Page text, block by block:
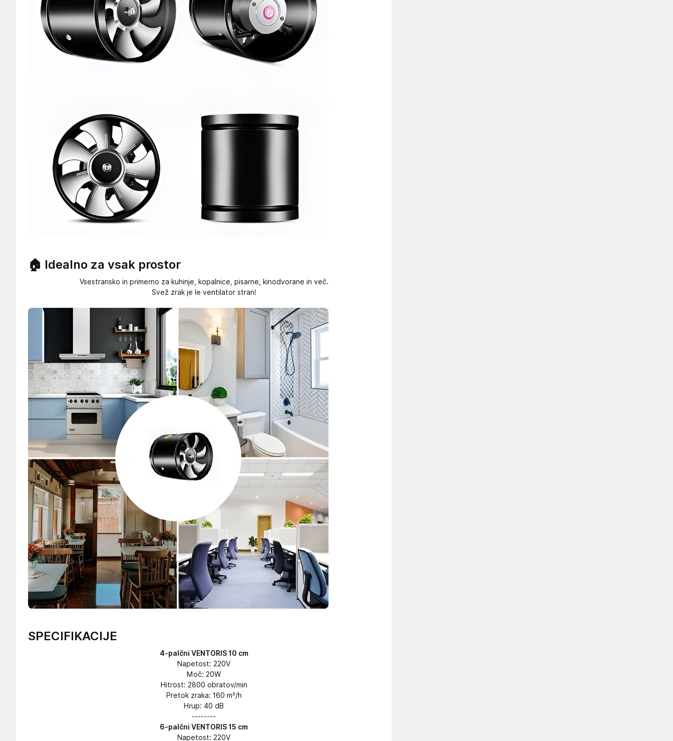
🏠 Idealno za vsak prostor
Vsestransko in primerno za kuhinje, kopalnice, pisarne, kinodvorane in več.
Svež zrak je le ventilator stran!
SPECIFIKACIJE
4-palčni VENTORIS 10 cm
Napetost: 220V
Moč: 20W
Hitrost: 2800 obratov/min
Pretok zraka: 160 m³/h
Hrup: 40 dB
--------
6-palčni VENTORIS 15 cm
Napetost: 220V